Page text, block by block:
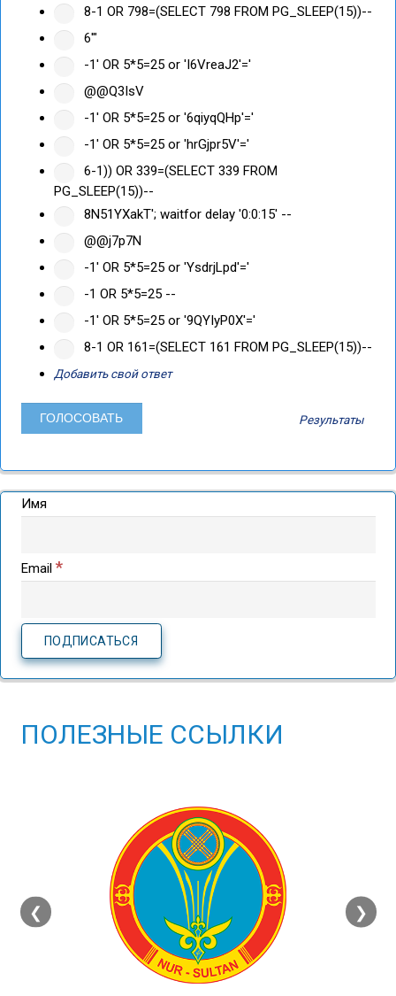
8-1 OR 798=(SELECT 798 FROM PG_SLEEP(15))--
6'"
-1' OR 5*5=25 or 'I6VreaJ2'='
@@Q3IsV
-1' OR 5*5=25 or '6qiyqQHp'='
-1' OR 5*5=25 or 'hrGjpr5V'='
6-1)) OR 339=(SELECT 339 FROM
PG_SLEEP(15))--
8N51YXakT'; waitfor delay '0:0:15' --
@@j7p7N
-1' OR 5*5=25 or 'YsdrjLpd'='
-1 OR 5*5=25 --
-1' OR 5*5=25 or '9QYIyP0X'='
8-1 OR 161=(SELECT 161 FROM PG_SLEEP(15))--
Добавить свой ответ
Результаты
Имя
Email *
ПОЛЕЗНЫЕ ССЫЛКИ
❮ ❯